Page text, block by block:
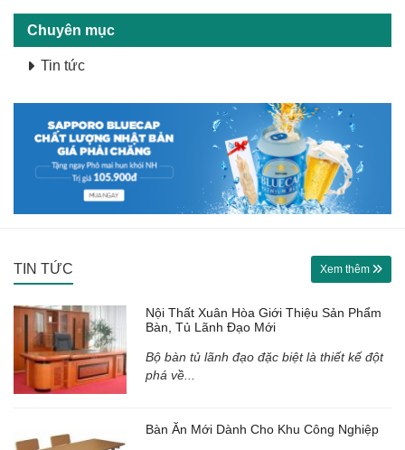
Chuyên mục
Tin tức
TIN TỨC Xem thêm
Nội Thất Xuân Hòa Giới Thiệu Sản Phẩm
Bàn, Tủ Lãnh Đạo Mới
Bộ bàn tủ lãnh đạo đặc biệt là thiết kế đột
phá về...
Bàn Ăn Mới Dành Cho Khu Công Nghiệp